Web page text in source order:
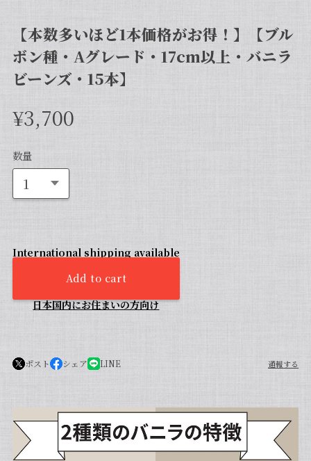
【本数多いほど1本価格がお得！】【ブル
ボン種・Aグレード・17cm以上・バニラ
ビーンズ・15本】
¥3,700
数量
International shipping available
Add to cart
日本国内にお住まいの方向け
ポスト シェア LINE 通報する